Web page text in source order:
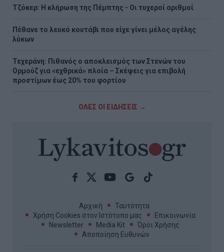
Τζόκερ: Η κλήρωση της Πέμπτης - Οι τυχεροί αριθμοί
Πέθανε το λευκό κουτάβι που είχε γίνει μέλος αγέλης
λύκων
Τεχεράνη: Πιθανός ο αποκλεισμός των Στενών του
Ορμούζ για «εχθρικά» πλοία – Σκέψεις για επιβολή
προστίμων έως 20% του φορτίου
ΟΛΕΣ ΟΙ ΕΙΔΗΣΕΙΣ →
Αρχική
Ταυτότητα
Χρήση Cookies στον Ιστότοπο μας
Επικοινωνία
Newsletter
Media Kit
Όροι Χρήσης
Αποποίηση Ευθυνών